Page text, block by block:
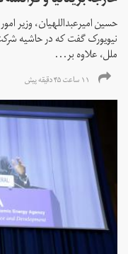
حسین امیرعبداللهیان، وزیر
نیویورک گفت که در حاشیه
ملل، علاوه بر...
۱۱ ساعت ۴۵ دقیقه پیش